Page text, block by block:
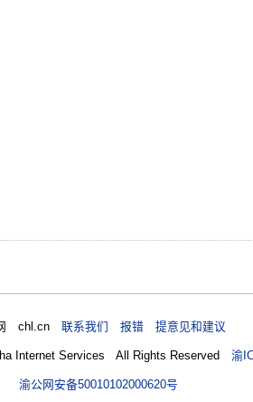
chl.cn联系我们 报错 提意见和建议
Internet Services All Rights Reserved渝
渝公网安备50010102000620号